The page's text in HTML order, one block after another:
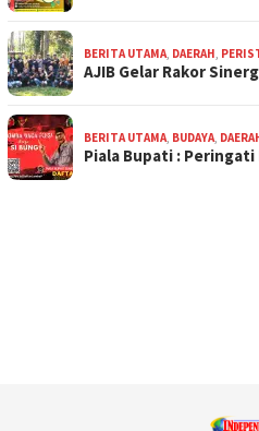
BERITA UTAMA, DAERAH,
AJIB Gelar Rakor
BERITA UTAMA, BUDAYA,
Piala Bupati :